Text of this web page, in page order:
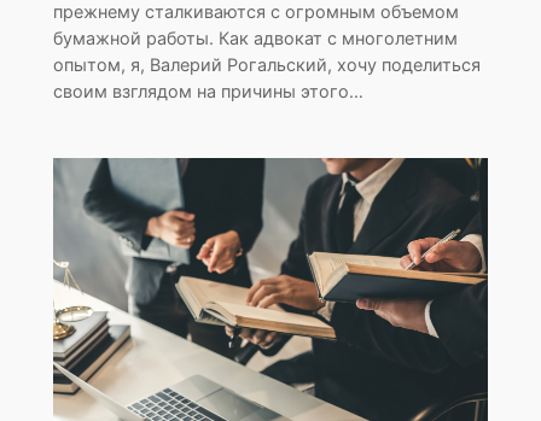
прежнему сталкиваются с огромным объемом
бумажной работы. Как адвокат с многолетним
опытом, я, Валерий Рогальский, хочу поделиться
своим взглядом на причины этого…